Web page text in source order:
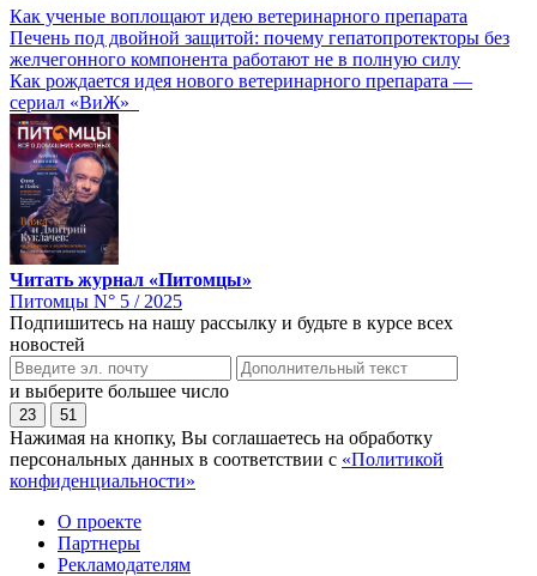
Как ученые воплощают идею ветеринарного препарата
Печень под двойной защитой: почему гепатопротекторы без
желчегонного компонента работают не в полную силу
Как рождается идея нового ветеринарного препарата —
сериал «ВиЖ»
Читать журнал «Питомцы»
Питомцы N° 5 / 2025
Подпишитесь на нашу рассылку и будьте в курсе всех
новостей
и выберите большее число
23 51
Нажимая на кнопку, Вы соглашаетесь на обработку
персональных данных в соответствии с «Политикой
конфиденциальности»
О проекте
Партнеры
Рекламодателям